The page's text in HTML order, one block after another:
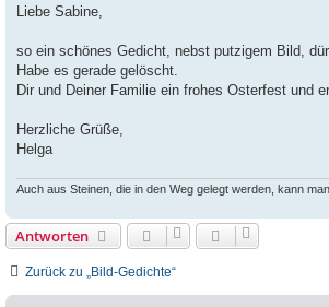
i
a
Liebe Sabine,
so ein schönes Gedicht, nebst putzigem Bild,
Habe es gerade gelöscht.
Dir und Deiner Familie ein frohes Osterfest und
Herzliche Grüße,
Helga
Auch aus Steinen, die in den Weg gelegt werden, kann
Antworten
Zurück zu „Bild-Gedichte“